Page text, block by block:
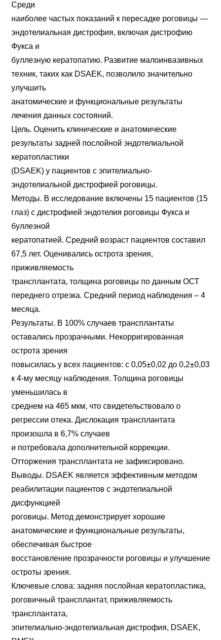
Среди
наиболее частых показаний к пересадке роговицы —
эндотелиальная дистрофия, включая дистрофию
Фукса и
буллезную кератопатию. Развитие малоинвазивных
техник, таких как DSAEK, позволило значительно
улучшить
анатомические и функциональные результаты
лечения данных состояний.
Цель. Оценить клинические и анатомические
результаты задней послойной эндотелиальной
кератопластики
(DSAEK) у пациентов с эпителиально-
эндотелиальной дистрофией роговицы.
Методы. В исследование включены 15 пациентов (15
глаз) с дистрофией эндотелия роговицы Фукса и
буллезной
кератопатией. Средний возраст пациентов составил
67,5 лет. Оценивались острота зрения,
приживляемость
трансплантата, толщина роговицы по данным ОСТ
переднего отрезка. Средний период наблюдения – 4
месяца.
Результаты. В 100% случаев трансплантаты
оставались прозрачными. Некорригированная
острота зрения
повысилась у всех пациентов: с 0,05±0,02 до 0,2±0,03
к 4-му месяцу наблюдения. Толщина роговицы
уменьшилась в
среднем на 465 мкм, что свидетельствовало о
регрессии отека. Дислокация трансплантата
произошла в 6,7% случаев
и потребовала дополнительной коррекции.
Отторжения трансплантата не зафиксировано.
Выводы. DSAEK является эффективным методом
реабилитации пациентов с эндотелиальной
дисфункцией
роговицы. Метод демонстрирует хорошие
анатомические и функциональные результаты,
обеспечивая быстрое
восстановление прозрачности роговицы и улучшение
остроты зрения.
Ключевые слова: задняя послойная кератопластика,
роговичный трансплантат, приживляемость
трансплантата,
эпителиально-эндотелиальная дистрофия, DSAEK,